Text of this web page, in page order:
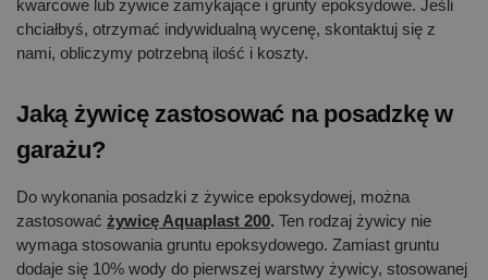
kwarcowe lub żywice zamykające i grunty epoksydowe. Jeśli
chciałbyś, otrzymać indywidualną wycenę, skontaktuj się z
nami, obliczymy potrzebną ilość i koszty.
Jaką żywicę zastosować na posadzkę w
garażu?
Do wykonania posadzki z żywice epoksydowej, można
zastosować żywicę Aquaplast 200. Ten rodzaj żywicy nie
wymaga stosowania gruntu epoksydowego. Zamiast gruntu
dodaje się 10% wody do pierwszej warstwy żywicy, stosowanej